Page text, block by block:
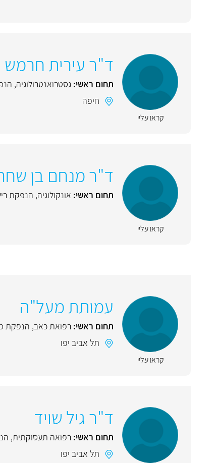
קראו עליי
ד"ר עירית חרמש
תחום ראשי: גסטרואנטרולוגיה,
חיפה
קראו עליי
ד"ר מנחם בן
תחום ראשי: אונקולוגיה, הנפקת
קראו עליי
עמותת מעל"ה
תחום ראשי: רפואת כאב, הנפקת
תל אביב יפו
ד"ר גיל שויד
תחום ראשי: רפואה תעסוקתית,
תל אביב יפו